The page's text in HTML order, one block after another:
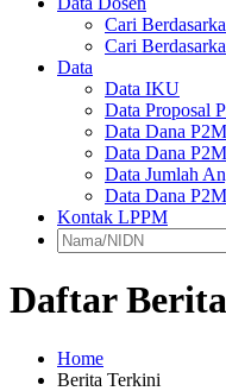
Cari
Cari
Data
Data IKU
Data Proposal
Data Dana P2M
Data Dana
Data Jumlah
Data Dana
Kontak LPPM
Daftar
Home
Berita Terkini